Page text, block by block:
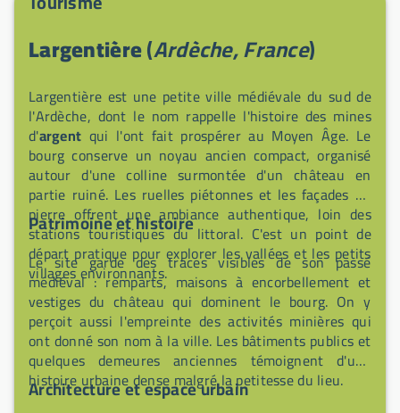
Largentière(Ardèche, France)
Largentière est une petite ville médiévale du sud de
l'Ardèche, dont le nom rappelle l'histoire des mines
d'argent qui l'ont fait prospérer au Moyen Âge. Le
bourg conserve un noyau ancien compact, organisé
autour d'une colline surmontée d'un château en
partie ruiné. Les ruelles piétonnes et les façades en
pierre offrent une ambiance authentique, loin des
stations touristiques du littoral. C'est un point de
départ pratique pour explorer les vallées et les petits
villages environnants.
Patrimoine et histoire
Le site garde des traces visibles de son passé
médiéval : remparts, maisons à encorbellement et
vestiges du château qui dominent le bourg. On y
perçoit aussi l'empreinte des activités minières qui
ont donné son nom à la ville. Les bâtiments publics et
quelques demeures anciennes témoignent d'une
histoire urbaine dense malgré la petitesse du lieu.
Architecture et espace urbain